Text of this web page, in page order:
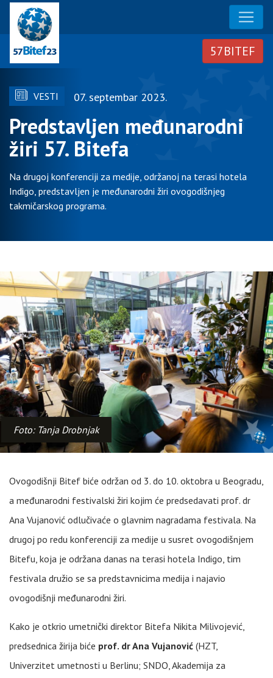
VESTI 07. septembar 2023.
Predstavljen međunarodni
žiri 57. Bitefa
Na drugoj konferenciji za medije, održanoj na terasi hotela
Indigo, predstavljen je međunarodni žiri ovogodišnjeg
takmičarskog programa.
Foto: Tanja Drobnjak
Ovogodišnji Bitef biće održan od 3. do 10. oktobra u Beogradu,
a međunarodni festivalski žiri kojim će predsedavati prof. dr
Ana Vujanović odlučivaće o glavnim nagradama festivala. Na
drugoj po redu konferenciji za medije u susret ovogodišnjem
Bitefu, koja je održana danas na terasi hotela Indigo, tim
festivala družio se sa predstavnicima medija i najavio
ovogodišnji međunarodni žiri.
Kako je otkrio umetnički direktor Bitefa Nikita Milivojević,
predsednica žirija biće prof. dr Ana Vujanović (HZT,
Univerzitet umetnosti u Berlinu; SNDO, Akademija za